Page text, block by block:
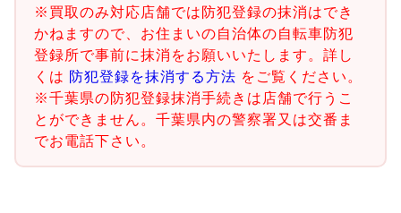
※買取のみ対応店舗では防犯登録の抹消はでき
かねますので、お住まいの自治体の自転車防犯
登録所で事前に抹消をお願いいたします。詳し
くは 防犯登録を抹消する方法 をご覧ください。
※千葉県の防犯登録抹消手続きは店舗で行うこ
とができません。千葉県内の警察署又は交番ま
でお電話下さい。